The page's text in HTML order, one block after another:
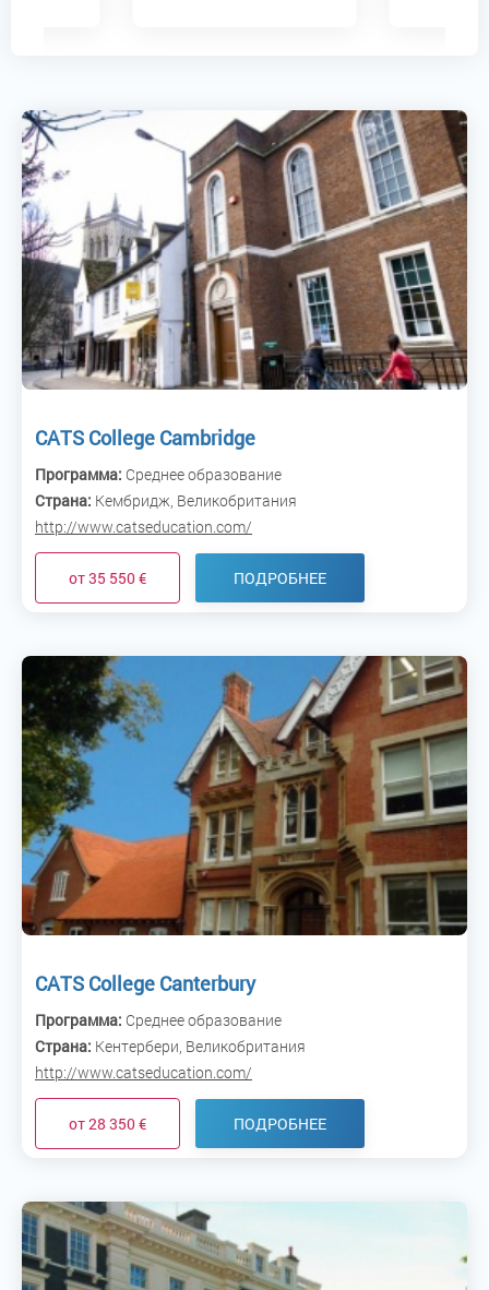
CATS College Cambridge
Программа: Среднее образование
Страна: Кембридж, Великобритания
http://www.catseducation.com/
от 35 550 € ПОДРОБНЕЕ
CATS College Canterbury
Программа: Среднее образование
Страна: Кентербери, Великобритания
http://www.catseducation.com/
от 28 350 € ПОДРОБНЕЕ